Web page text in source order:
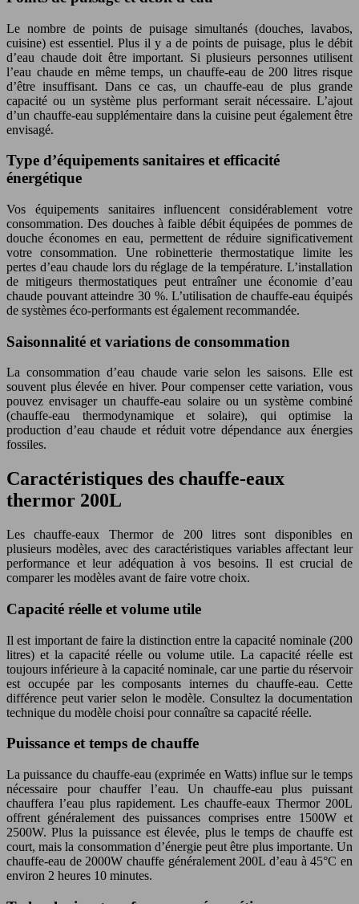
Le nombre de points de puisage simultanés (douches, lavabos,
cuisine) est essentiel. Plus il y a de points de puisage, plus le débit
d’eau chaude doit être important. Si plusieurs personnes utilisent
l’eau chaude en même temps, un chauffe-eau de 200 litres risque
d’être insuffisant. Dans ce cas, un chauffe-eau de plus grande
capacité ou un système plus performant serait nécessaire. L’ajout
d’un chauffe-eau supplémentaire dans la cuisine peut également être
envisagé.
Type d’équipements sanitaires et efficacité
énergétique
Vos équipements sanitaires influencent considérablement votre
consommation. Des douches à faible débit équipées de pommes de
douche économes en eau, permettent de réduire significativement
votre consommation. Une robinetterie thermostatique limite les
pertes d’eau chaude lors du réglage de la température. L’installation
de mitigeurs thermostatiques peut entraîner une économie d’eau
chaude pouvant atteindre 30 %. L’utilisation de chauffe-eau équipés
de systèmes éco-performants est également recommandée.
Saisonnalité et variations de consommation
La consommation d’eau chaude varie selon les saisons. Elle est
souvent plus élevée en hiver. Pour compenser cette variation, vous
pouvez envisager un chauffe-eau solaire ou un système combiné
(chauffe-eau thermodynamique et solaire), qui optimise la
production d’eau chaude et réduit votre dépendance aux énergies
fossiles.
Caractéristiques des chauffe-eaux
thermor 200L
Les chauffe-eaux Thermor de 200 litres sont disponibles en
plusieurs modèles, avec des caractéristiques variables affectant leur
performance et leur adéquation à vos besoins. Il est crucial de
comparer les modèles avant de faire votre choix.
Capacité réelle et volume utile
Il est important de faire la distinction entre la capacité nominale (200
litres) et la capacité réelle ou volume utile. La capacité réelle est
toujours inférieure à la capacité nominale, car une partie du réservoir
est occupée par les composants internes du chauffe-eau. Cette
différence peut varier selon le modèle. Consultez la documentation
technique du modèle choisi pour connaître sa capacité réelle.
Puissance et temps de chauffe
La puissance du chauffe-eau (exprimée en Watts) influe sur le temps
nécessaire pour chauffer l’eau. Un chauffe-eau plus puissant
chauffera l’eau plus rapidement. Les chauffe-eaux Thermor 200L
offrent généralement des puissances comprises entre 1500W et
2500W. Plus la puissance est élevée, plus le temps de chauffe est
court, mais la consommation d’énergie peut être plus importante. Un
chauffe-eau de 2000W chauffe généralement 200L d’eau à 45°C en
environ 2 heures 10 minutes.